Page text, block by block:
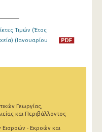
Τιμών (Έτος
(Ιανουαρίου
Γεωργίας,
και Περιβάλλοντος
- Εκροών και